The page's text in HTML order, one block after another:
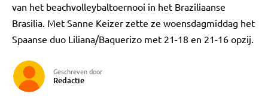
van het beachvolleybaltoernooi in het Braziliaanse
Brasilia. Met Sanne Keizer zette ze woensdagmiddag het
Spaanse duo Liliana/Baquerizo met 21-18 en 21-16 opzij.
Geschreven door
Redactie